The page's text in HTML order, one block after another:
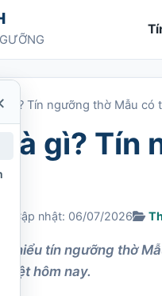
gì? Tín ngưỡng thờ Mẫu có
là gì? Tín
Cập nhật: 06/07/2026
hiểu tín ngưỡng thờ
Việt hôm nay.